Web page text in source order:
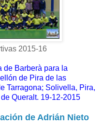
2015-16
de Barberà para la
de Pira de las
Tarragona; Solivella, Pira,
Queralt. 19-12-2015
de Adrián Nieto